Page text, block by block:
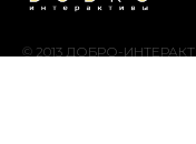
© 2013 ДОБРО-